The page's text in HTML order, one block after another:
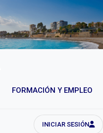
FORMACIÓN Y EMPLEO
INICIAR SESIÓN